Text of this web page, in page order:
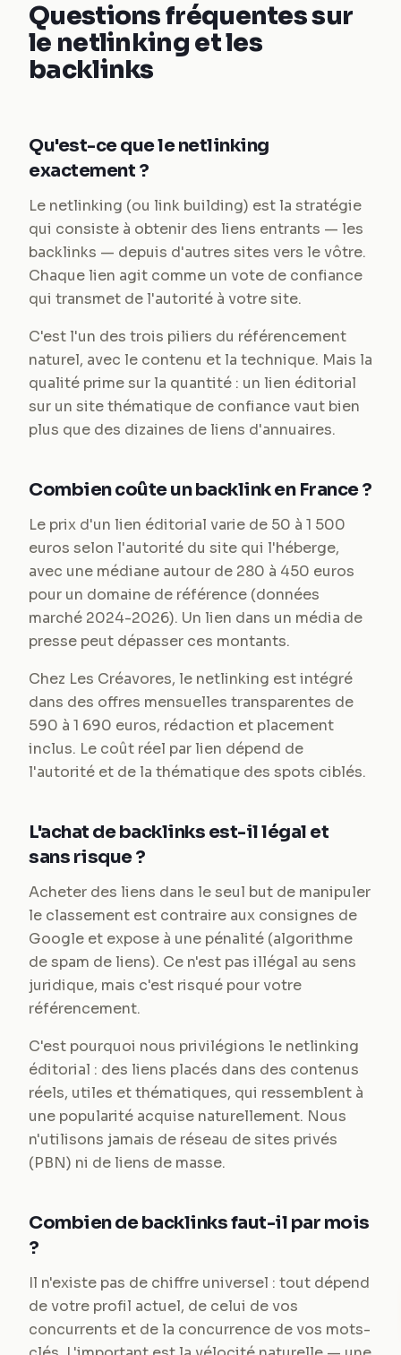
Questions fréquentes sur
le netlinking et les
backlinks
Qu'est-ce que le netlinking
exactement ?
Le netlinking (ou link building) est la stratégie
qui consiste à obtenir des liens entrants — les
backlinks — depuis d'autres sites vers le vôtre.
Chaque lien agit comme un vote de confiance
qui transmet de l'autorité à votre site.
C'est l'un des trois piliers du référencement
naturel, avec le contenu et la technique. Mais la
qualité prime sur la quantité : un lien éditorial
sur un site thématique de confiance vaut bien
plus que des dizaines de liens d'annuaires.
Combien coûte un backlink en France ?
Le prix d'un lien éditorial varie de 50 à 1 500
euros selon l'autorité du site qui l'héberge,
avec une médiane autour de 280 à 450 euros
pour un domaine de référence (données
marché 2024-2026). Un lien dans un média de
presse peut dépasser ces montants.
Chez Les Créavores, le netlinking est intégré
dans des offres mensuelles transparentes de
590 à 1 690 euros, rédaction et placement
inclus. Le coût réel par lien dépend de
l'autorité et de la thématique des spots ciblés.
L'achat de backlinks est-il légal et
sans risque ?
Acheter des liens dans le seul but de manipuler
le classement est contraire aux consignes de
Google et expose à une pénalité (algorithme
de spam de liens). Ce n'est pas illégal au sens
juridique, mais c'est risqué pour votre
référencement.
C'est pourquoi nous privilégions le netlinking
éditorial : des liens placés dans des contenus
réels, utiles et thématiques, qui ressemblent à
une popularité acquise naturellement. Nous
n'utilisons jamais de réseau de sites privés
(PBN) ni de liens de masse.
Combien de backlinks faut-il par mois
?
Il n'existe pas de chiffre universel : tout dépend
de votre profil actuel, de celui de vos
concurrents et de la concurrence de vos mots-